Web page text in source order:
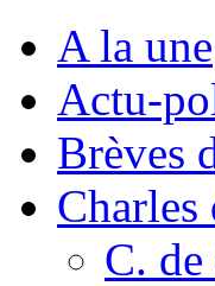
A la une
Actu-
Brèves
Charles
C.